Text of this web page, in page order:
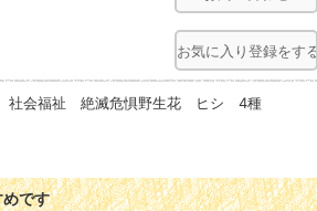
お気に入り登録をする
社会福祉 絶滅危惧野生花 ヒシ 4種
です